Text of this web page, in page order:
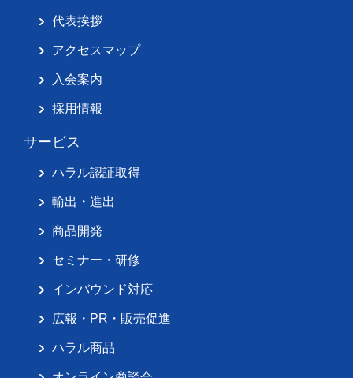
代表挨拶
アクセスマップ
入会案内
採用情報
サービス
ハラル認証取得
輸出・進出
商品開発
セミナー・研修
インバウンド対応
広報・PR・販売促進
ハラル商品